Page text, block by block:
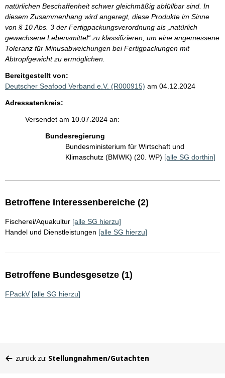
natürlichen Beschaffenheit schwer gleichmäßig abfüllbar sind. In
diesem Zusammenhang wird angeregt, diese Produkte im Sinne
von § 10 Abs. 3 der Fertigpackungsverordnung als „natürlich
gewachsene Lebensmittel“ zu klassifizieren, um eine angemessene
Toleranz für Minusabweichungen bei Fertigpackungen mit
Abtropfgewicht zu ermöglichen.
Bereitgestellt von:
Deutscher Seafood Verband e.V. (R000915) am 04.12.2024
Adressatenkreis:
Versendet am 10.07.2024 an:
Bundesregierung
Bundesministerium für Wirtschaft und
Klimaschutz (BMWK) (20. WP) [alle SG dorthin]
Betroffene Interessenbereiche (2)
Fischerei/Aquakultur [alle SG hierzu]
Handel und Dienstleistungen [alle SG hierzu]
Betroffene Bundesgesetze (1)
FPackV [alle SG hierzu]
befinden
zurück zu: Stellungnahmen/Gutachten